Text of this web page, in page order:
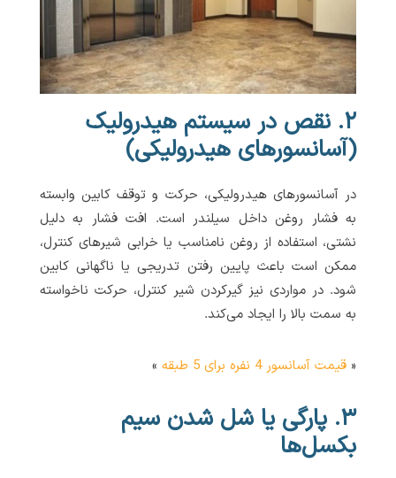
۲. نقص در سیستم هیدرولیک
(آسانسورهای هیدرولیکی)
در آسانسورهای هیدرولیکی، حرکت و توقف کابین وابسته
به فشار روغن داخل سیلندر است. افت فشار به دلیل
نشتی، استفاده از روغن نامناسب یا خرابی شیرهای کنترل،
ممکن است باعث پایین رفتن تدریجی یا ناگهانی کابین
شود. در مواردی نیز گیرکردن شیر کنترل، حرکت ناخواسته
به سمت بالا را ایجاد می‌کند.
« قیمت آسانسور 4 نفره برای 5 طبقه »
۳. پارگی یا شل شدن سیم
بکسل‌ها